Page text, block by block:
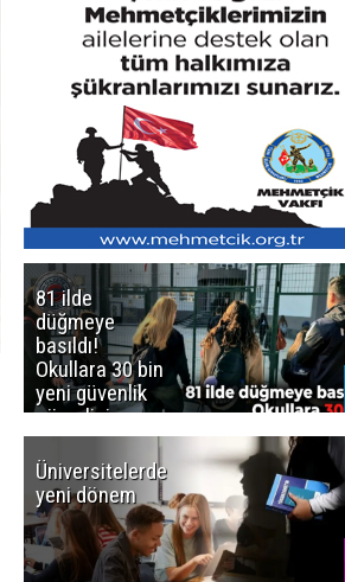
81 ilde
düğmeye
basıldı!
Okullara 30 bin
yeni güvenlik
görevlisi
Üniversitelerde
yeni dönem